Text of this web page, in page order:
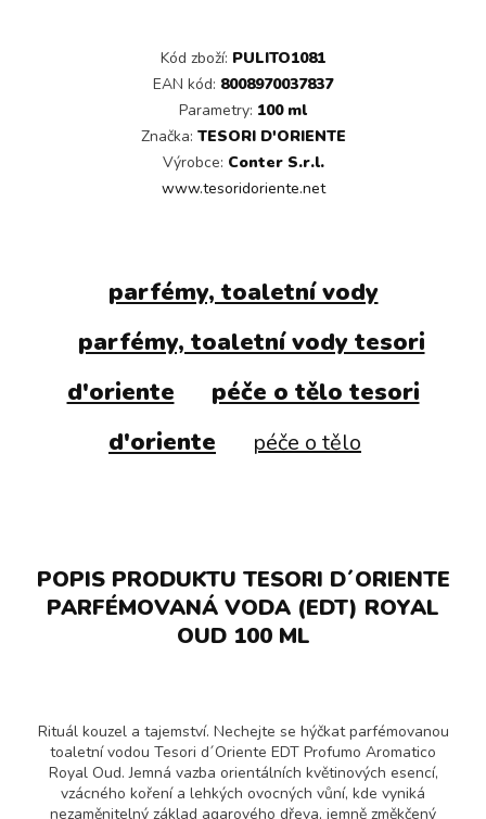
Kód zboží: PULITO1081
EAN kód: 8008970037837
Parametry: 100 ml
Značka: TESORI D'ORIENTE
Výrobce: Conter S.r.l.
www.tesoridoriente.net
parfémy, toaletní vody
parfémy, toaletní vody tesori
d'oriente
péče o tělo tesori
d'oriente
péče o tělo
POPIS PRODUKTU TESORI D´ORIENTE
PARFÉMOVANÁ VODA (EDT) ROYAL
OUD 100 ML
Rituál kouzel a tajemství. Nechejte se hýčkat parfémovanou
toaletní vodou Tesori d´Oriente EDT Profumo Aromatico
Royal Oud. Jemná vazba orientálních květinových esencí,
vzácného koření a lehkých ovocných vůní, kde vyniká
nezaměnitelný základ agarového dřeva, jemně změkčený